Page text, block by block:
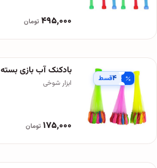
۴۹۵٬۰۰۰ تومان
۴قسط
بادکنک آب بازی بسته 111 تایی
ابزار شوخی
۱۷۵٬۰۰۰ تومان